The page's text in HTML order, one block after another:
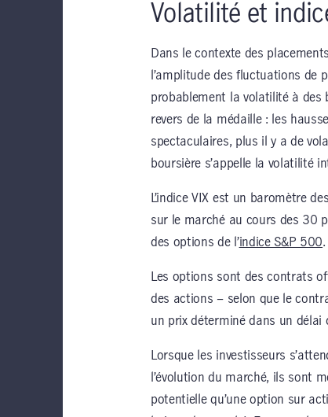
Volatilité et
Dans le contexte des
l’amplitude des fluctuations de
probablement la volatilité à
revers de la médaille : les
spectaculaires, plus il y a de
boursière s’appelle la volatilité
L’indice VIX est un baromètre
sur le marché au cours des 30
des options de l’indice S&P 500.
Les options sont des contrats
des actions – selon que le
un prix déterminé dans un délai
Lorsque les investisseurs
l’évolution du marché, ils sont
potentielle qu’une option sur